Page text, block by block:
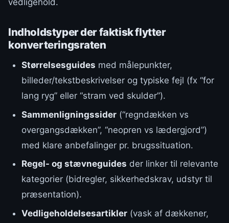
vedligehold.
Indholdstyper der faktisk flytter
konverteringsraten
Størrelsesguides med målepunkter,
billeder/tekstbeskrivelser og typiske fejl (fx “for
lang ryg” eller “stram ved skulder”).
Sammenligningssider(“regndækken vs
overgangsdækken”, “neopren vs lædergjord”)
med klare anbefalinger pr. brugssituation.
Regel- og stævneguides der linker til relevante
kategorier (bidregler, sikkerhedskrav, udstyr til
præsentation).
Vedligeholdelsesartikler(vask af dækkener,